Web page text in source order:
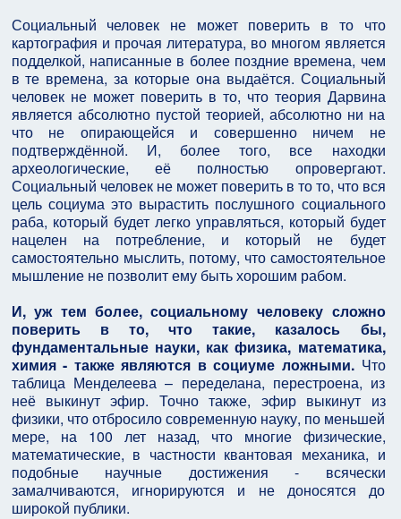
Социальный человек не может поверить в то что
картография и прочая литература, во многом является
подделкой, написанные в более поздние времена, чем
в те времена, за которые она выдаётся. Социальный
человек не может поверить в то, что теория Дарвина
является абсолютно пустой теорией, абсолютно ни на
что не опирающейся и совершенно ничем не
подтверждённой. И, более того, все находки
археологические, её полностью опровергают.
Социальный человек не может поверить в то то, что вся
цель социума это вырастить послушного социального
раба, который будет легко управляться, который будет
нацелен на потребление, и который не будет
самостоятельно мыслить, потому, что самостоятельное
мышление не позволит ему быть хорошим рабом.
И, уж тем более, социальному человеку сложно
поверить в то, что такие, казалось бы,
фундаментальные науки, как физика, математика,
химия - также являются в социуме ложными. Что
таблица Менделеева – переделана, перестроена, из
неё выкинут эфир. Точно также, эфир выкинут из
физики, что отбросило современную науку, по меньшей
мере, на 100 лет назад, что многие физические,
математические, в частности квантовая механика, и
подобные научные достижения - всячески
замалчиваются, игнорируются и не доносятся до
широкой публики.